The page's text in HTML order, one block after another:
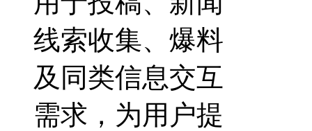
线索收集、爆料
及同类信息交互
需求，为用户提